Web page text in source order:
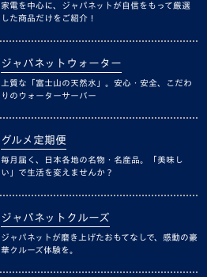
家電を中心に、ジャパネットが自信をもって厳選
した商品だけをご紹介！
ジャパネットウォーター
上質な「富士山の天然水」。安心・安全、こだわ
りのウォーターサーバー
グルメ定期便
毎月届く、日本各地の名物・名産品。「美味し
い」で生活を変えませんか？
ジャパネットクルーズ
ジャパネットが磨き上げたおもてなしで、感動の豪
華クルーズ体験を。